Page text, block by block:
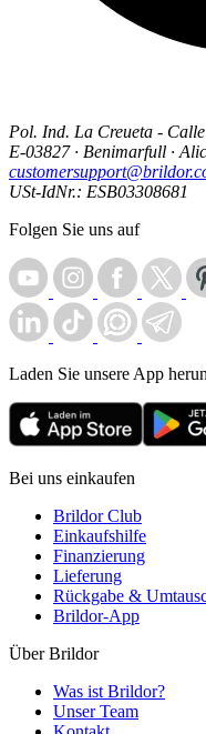
Pol. Ind. La Creueta -
E-03827 · Benimarfull ·
USt-IdNr.: ESB03308681
Folgen Sie uns auf
Laden Sie unsere App
Bei uns einkaufen
Brildor Club
Einkaufshilfe
Finanzierung
Lieferung
Rückgabe &
Brildor-App
Über Brildor
Was ist Brildor?
Unser Team